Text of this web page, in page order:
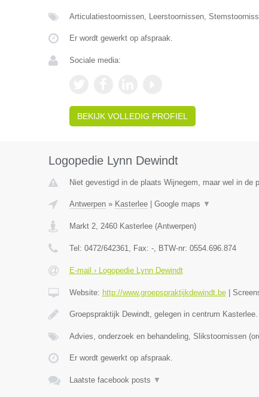
Articulatiestoornissen, Leerstoornissen,
Er wordt gewerkt op afspraak.
Sociale media:
BEKIJK VOLLEDIG PROFIEL
Logopedie Lynn Dewindt
Niet gevestigd in de plaats Wijnegem, maar wel in de
Antwerpen» Kasterlee| Google maps ▼
Markt 2, 2460 Kasterlee(Antwerpen)
Tel: 0472/642361, Fax: -, BTW-nr: 0554.696.874
E-mail › Logopedie Lynn Dewindt
Website: http://www.groepspraktijkdewindt.be|
Groepspraktijk Dewindt, gelegen in centrum Kasterlee.
Advies, onderzoek en behandeling, Slikstoornissen
Er wordt gewerkt op afspraak.
Laatste facebook posts ▼